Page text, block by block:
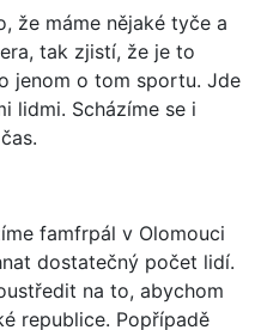
že máme nějaké tyče a
tak zjistí, že je to
jenom o tom sportu. Jde
lidmi. Scházíme se i
famfrpál v Olomouci
dostatečný počet lidí.
na to, abychom
republice. Popřípadě